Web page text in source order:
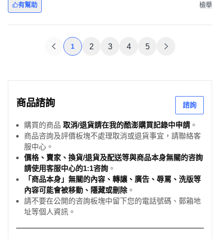
有幫助 檢舉
1 2 3 4 5
商品諮詢 諮詢
購買的商品 取消/退貨請在我的酷澎購買記錄中申請 。
商品咨詢及評價板塊不處理取消或退貨事宜，請聯絡客
服中心。
價格、賣家、換貨/退貨及配送等與商品本身無關的咨詢
請使用客服中心的1:1咨詢 。
「商品本身」無關的內容、轉讓、廣告、辱罵、洗版等
內容可能會被移動、隱藏或刪除。
請不要在公開的咨詢板塊中留下您的電話號碼、郵箱地
址等個人資訊。